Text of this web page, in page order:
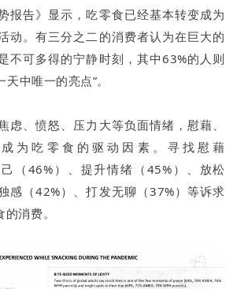
报告》显示，吃零食已经基本转变成为
动。有三分之二的消费者认为在巨大的
不可多得的宁静时刻，其中63%的人则
天中唯一的亮点”。
虑、愤怒、压力大等负面情绪，慰藉、
为吃零食的驱动因素。寻找慰藉
己（46%）、提升情绪（45%）、放松
感（42%）、打发无聊（37%）等诉求
消费。